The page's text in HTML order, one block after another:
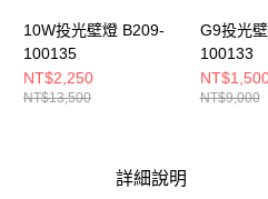
５．嚴禁一人註冊多個帳號或使用他人
恩沛科技股份有限公司將有權停止該用
10W投光壁燈 B209-
100135
NT$2,250
NT$13,500
G9投光
100133
NT$9,000
詳細說明